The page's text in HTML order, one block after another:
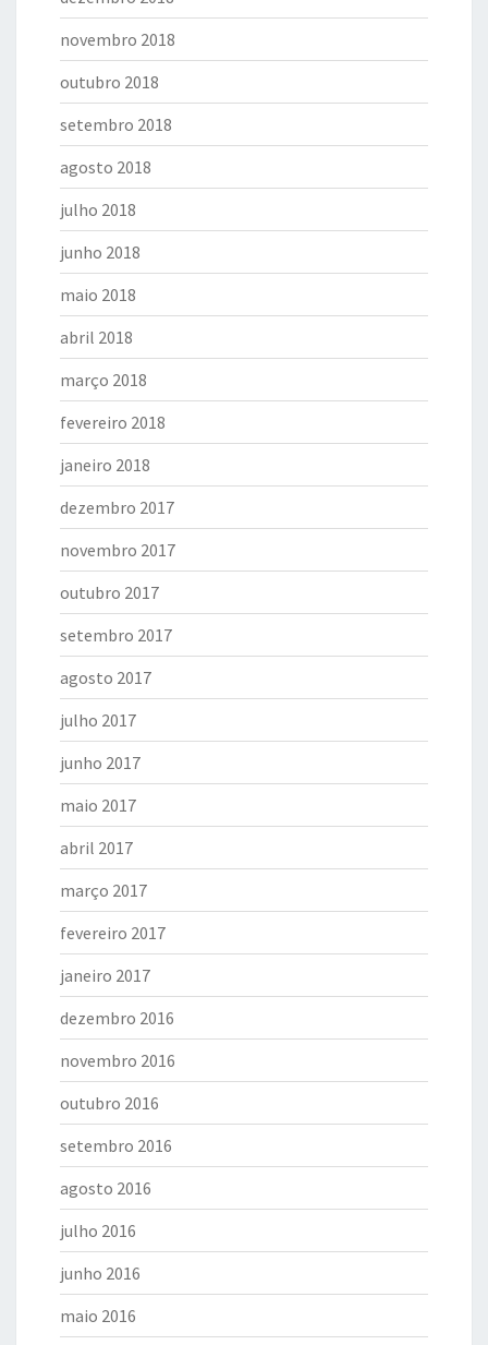
novembro 2018
outubro 2018
setembro 2018
agosto 2018
julho 2018
junho 2018
maio 2018
abril 2018
março 2018
fevereiro 2018
janeiro 2018
dezembro 2017
novembro 2017
outubro 2017
setembro 2017
agosto 2017
julho 2017
junho 2017
maio 2017
abril 2017
março 2017
fevereiro 2017
janeiro 2017
dezembro 2016
novembro 2016
outubro 2016
setembro 2016
agosto 2016
julho 2016
junho 2016
maio 2016